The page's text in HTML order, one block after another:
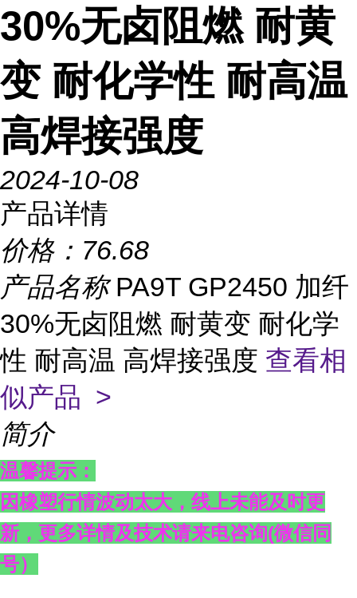
30%无卤阻燃 耐黄
变 耐化学性 耐高温
高焊接强度
2024-10-08
产品详情
价格： 76.68
产品名称PA9T GP2450 加纤
30%无卤阻燃 耐黄变 耐化学
性 耐高温 高焊接强度 查看相
似产品 >
简介
温馨提示：
因橡塑行情波动太大，线上未能及时更
新，更多详情及技术请来电咨询(微信同
号）